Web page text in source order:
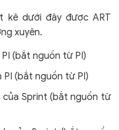
kê dưới đây được ART
xuyên.
(bắt nguồn từ PI)
(bắt nguồn từ PI)
Sprint (bắt nguồn từ